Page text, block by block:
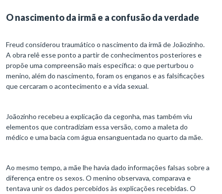
O nascimento da irmã e a confusão da verdade
Freud considerou traumático o nascimento da irmã de Joãozinho.
A obra relê esse ponto a partir de conhecimentos posteriores e
propõe uma compreensão mais específica: o que perturbou o
menino, além do nascimento, foram os enganos e as falsificações
que cercaram o acontecimento e a vida sexual.
Joãozinho recebeu a explicação da cegonha, mas também viu
elementos que contradiziam essa versão, como a maleta do
médico e uma bacia com água ensanguentada no quarto da mãe.
Ao mesmo tempo, a mãe lhe havia dado informações falsas sobre a
diferença entre os sexos. O menino observava, comparava e
tentava unir os dados percebidos às explicações recebidas. O